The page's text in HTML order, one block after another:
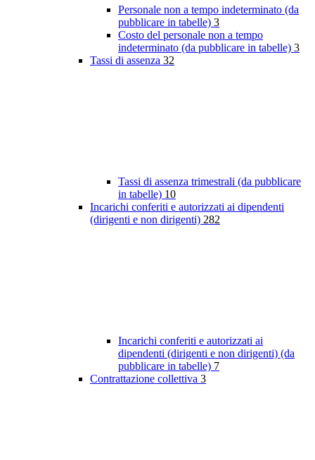
Personale non a tempo indeterminato (da
pubblicare in tabelle) 3
Costo del personale non a tempo
indeterminato (da pubblicare in tabelle) 3
Tassi di assenza 32
Tassi di assenza trimestrali (da pubblicare
in tabelle) 10
Incarichi conferiti e autorizzati ai dipendenti
(dirigenti e non dirigenti) 282
Incarichi conferiti e autorizzati ai
dipendenti (dirigenti e non dirigenti) (da
pubblicare in tabelle) 7
Contrattazione collettiva 3